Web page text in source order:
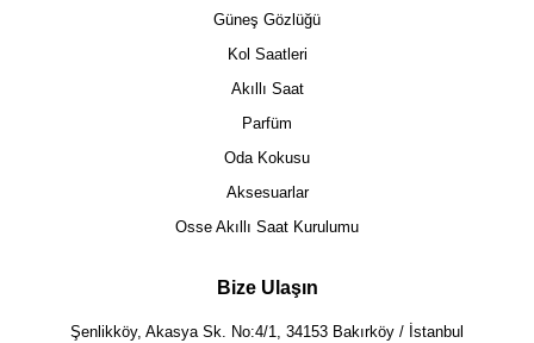
Güneş Gözlüğü
Kol Saatleri
Akıllı Saat
Parfüm
Oda Kokusu
Aksesuarlar
Osse Akıllı Saat Kurulumu
Bize Ulaşın
Şenlikköy, Akasya Sk. No:4/1, 34153 Bakırköy / İstanbul